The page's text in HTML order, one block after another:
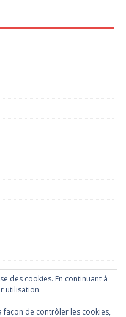
des cookies. En continuant à
utilisation.
façon de contrôler les cookies,